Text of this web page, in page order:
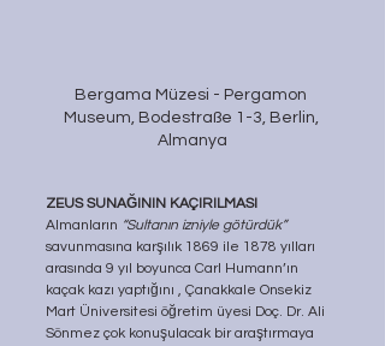
Bergama Müzesi - Pergamon
Museum, Bodestraße 1-3, Berlin,
Almanya
ZEUS SUNAĞININ KAÇIRILMASI
Almanların “Sultanın izniyle götürdük”
savunmasına karşılık 1869 ile 1878 yılları
arasında 9 yıl boyunca Carl Humann’ın
kaçak kazı yaptığını , Çanakkale Onsekiz
Mart Üniversitesi öğretim üyesi Doç. Dr. Ali
Sönmez çok konuşulacak bir araştırmaya